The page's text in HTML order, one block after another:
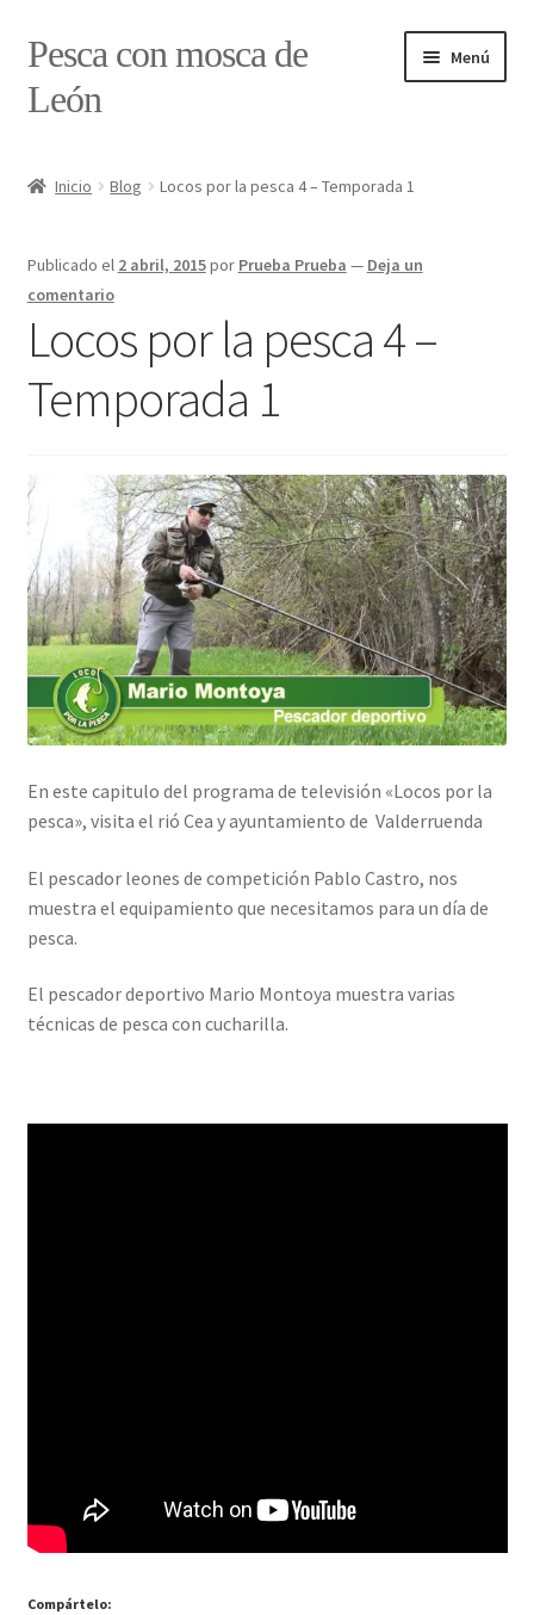
Ir
a
Ir
al
contenido
Pesca con mosca de
León
Menú
Caja
Estado de tramos de pesca
Formulario de contacto
Realizar pedido
Regístrate al canal de noticias
Resultados en pesca con mosca de León
Shop
Tienda
Inicio Blog Locos por la pesca 4 – Temporada 1
Publicado el 2 abril, 2015por Prueba Prueba — Deja un
comentario
Locos por la pesca 4 –
Temporada 1
En este capitulo del programa de televisión «Locos por la
pesca», visita el rió Cea y ayuntamiento de Valderruenda
El pescador leones de competición Pablo Castro, nos
muestra el equipamiento que necesitamos para un día de
pesca.
El pescador deportivo Mario Montoya muestra varias
técnicas de pesca con cucharilla.
Compártelo: